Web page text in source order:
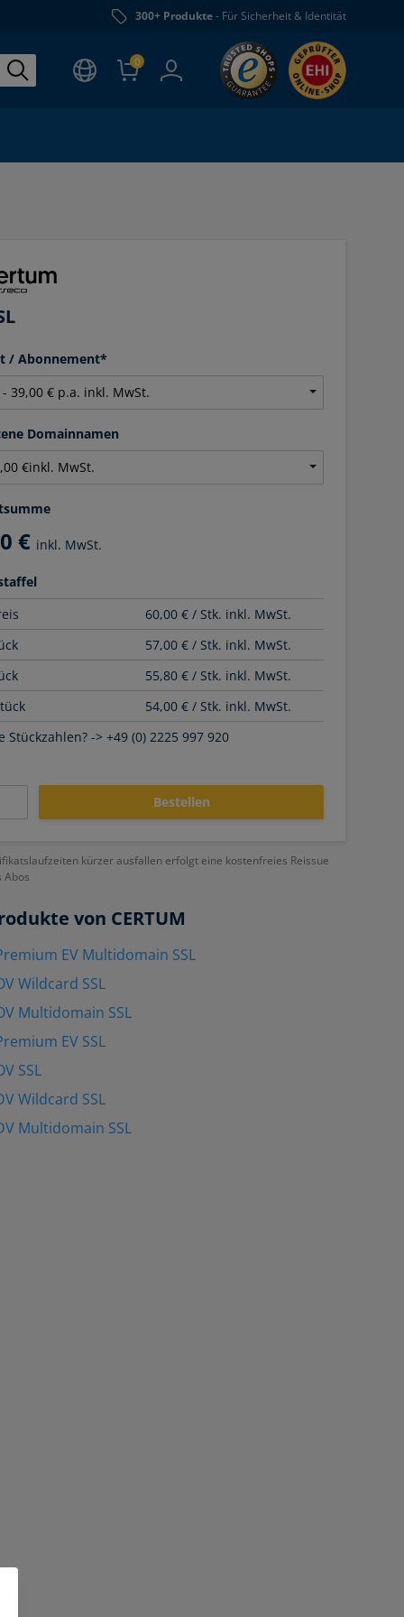
300+ Produkte- Für Sicherheit & Identität
0
/ Abonnement*
Domainnamen
€ inkl. MwSt.
60,00 € / Stk. inkl. MwSt.
57,00 € / Stk. inkl. MwSt.
55,80 € / Stk. inkl. MwSt.
54,00 € / Stk. inkl. MwSt.
Stückzahlen? -> +49 (0) 2225 997 920
Bestellen
kürzer ausfallen erfolgt eine kostenfreies Reissue
Abos
von CERTUM
EV Multidomain SSL
Wildcard SSL
Multidomain SSL
EV SSL
SSL
Wildcard SSL
Multidomain SSL